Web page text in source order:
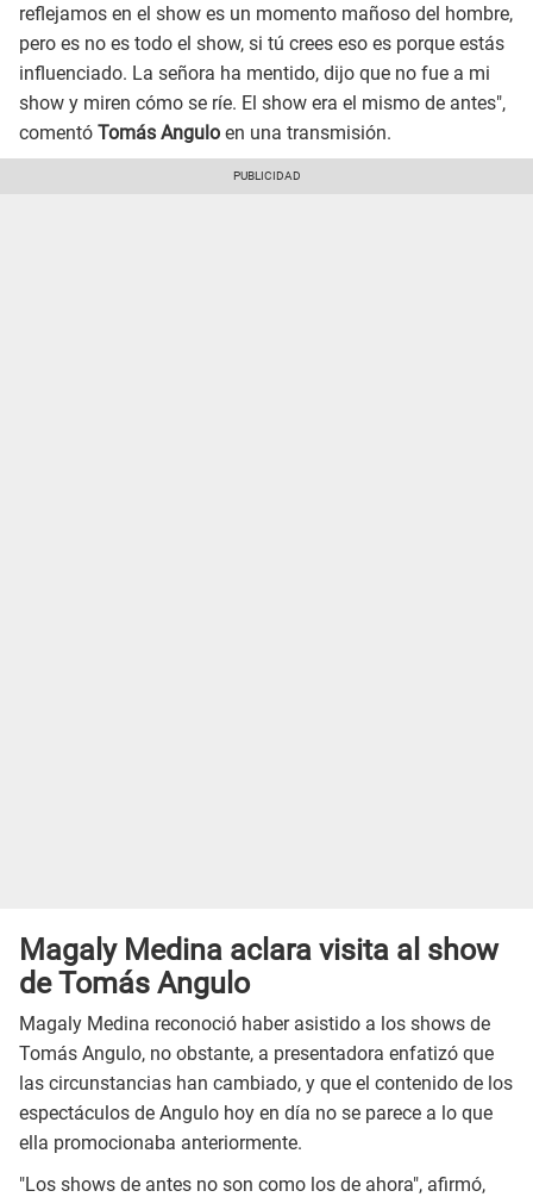
reflejamos en el show es un momento mañoso del hombre,
pero es no es todo el show, si tú crees eso es porque estás
influenciado. La señora ha mentido, dijo que no fue a mi
show y miren cómo se ríe. El show era el mismo de antes",
comentó Tomás Angulo en una transmisión.
Magaly Medina aclara visita al show
de Tomás Angulo
Magaly Medina reconoció haber asistido a los shows de
Tomás Angulo, no obstante, a presentadora enfatizó que
las circunstancias han cambiado, y que el contenido de los
espectáculos de Angulo hoy en día no se parece a lo que
ella promocionaba anteriormente.
"Los shows de antes no son como los de ahora", afirmó,